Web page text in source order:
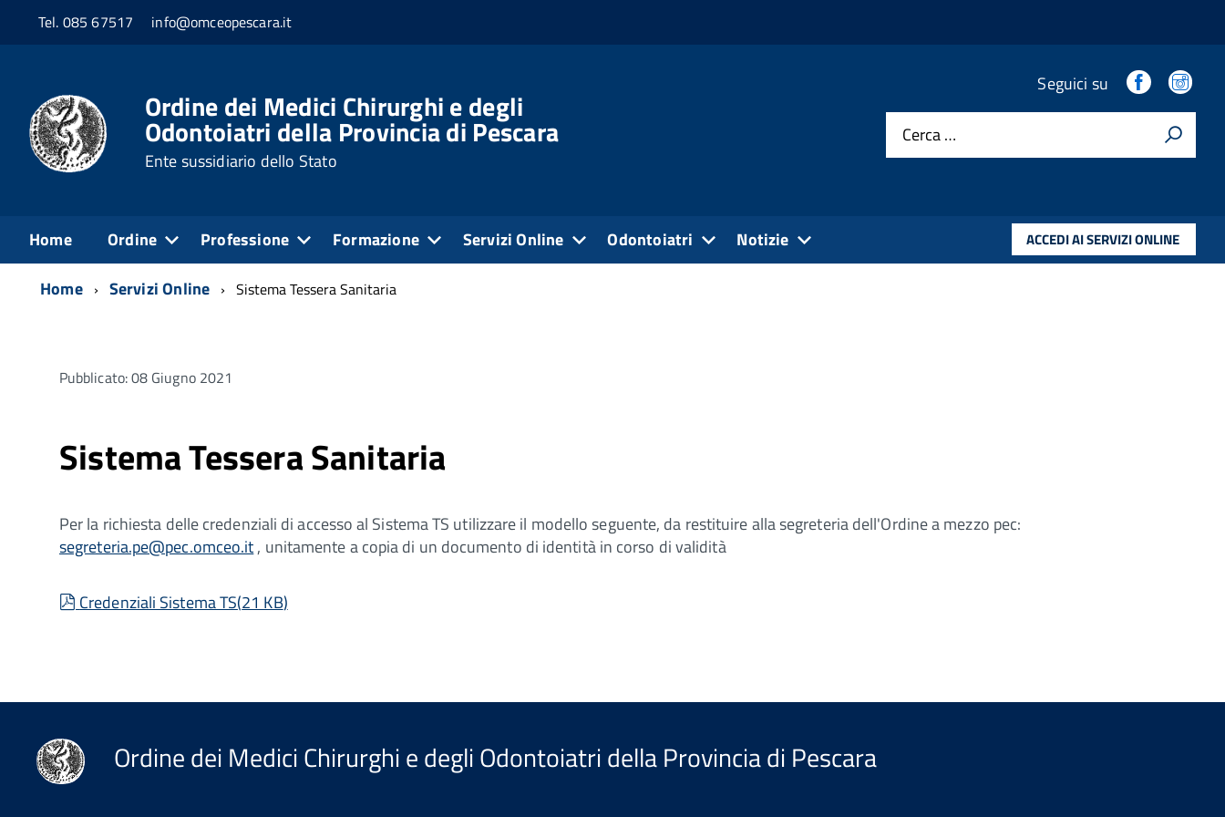
Tel. 085 67517 info@omceopescara.it
Ordine dei Medici Chirurghi e degli
Odontoiatri della Provincia di Pescara
Ente sussidiario dello Stato
Seguici su
Cerca …
Home Ordine Professione Formazione Servizi Online Odontoiatri Notizie ACCEDI AI SERVIZI ONLINE
Home Servizi Online Sistema Tessera Sanitaria
Pubblicato: 08 Giugno 2021
Sistema Tessera Sanitaria
Per la richiesta delle credenziali di accesso al Sistema TS utilizzare il modello seguente, da restituire alla segreteria dell'Ordine a mezzo pec:
segreteria.pe@pec.omceo.it, unitamente a copia di un documento di identità in corso di validità
pdf
Credenziali Sistema TS(21 KB)
Ordine dei Medici Chirurghi e degli Odontoiatri della Provincia di Pescara